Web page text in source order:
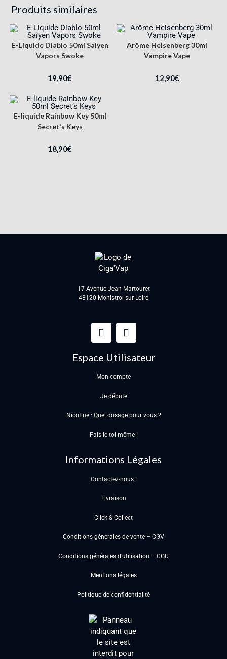
Produits similaires
E-Liquide Diablo 50ml Saiyen
Vapors Swoke
19,90€
Arôme Heisenberg 30ml
Vampire Vape
12,90€
E-liquide Rainbow Key 50ml
Secret’s Keys
18,90€
17 Avenue Jean Martouret
43120 Monistrol-sur-Loire
Espace Utilisateur
Mon compte
Je débute
Nicotine : Quel dosage pour vous ?
Fais-le toi-même !
Informations Légales
Contactez-nous !
Livraison
Click & Collect
Conditions générales de vente – CGV
Conditions générales d’utilisation – CGU
Mentions légales
Politique de confidentialité